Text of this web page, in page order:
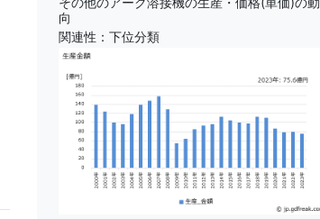
向
関連性：下位分類